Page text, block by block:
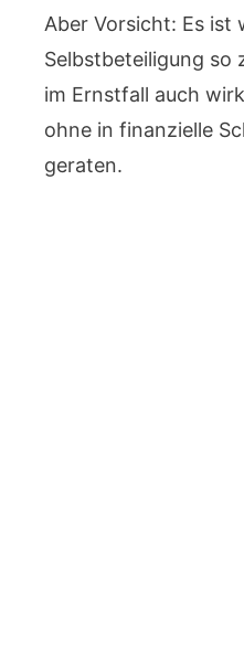
Aber Vorsicht: Es ist
Selbstbeteiligung so
im Ernstfall auch
ohne in finanzielle
geraten.